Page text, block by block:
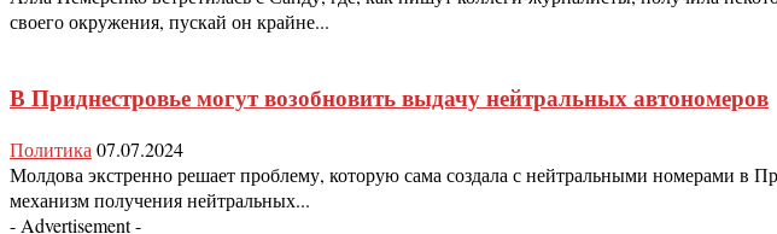
своего окружения, пускай он крайне...
В Приднестровье могут возобновить выдачу нейтральных автономеров
Политика 07.07.2024
Молдова экстренно решает проблему, которую сама создала с нейтральными номерами в
механизм получения нейтральных...
- Advertisement -